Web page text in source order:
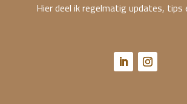
Hierdeel ik regelmatig updates, tips